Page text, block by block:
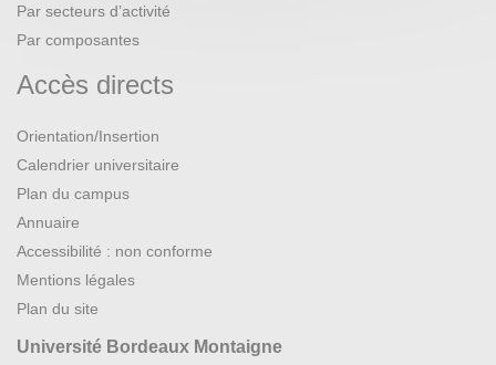
Par secteurs d’activité
Par composantes
Accès directs
Orientation/Insertion
Calendrier universitaire
Plan du campus
Annuaire
Accessibilité : non conforme
Mentions légales
Plan du site
Université Bordeaux Montaigne